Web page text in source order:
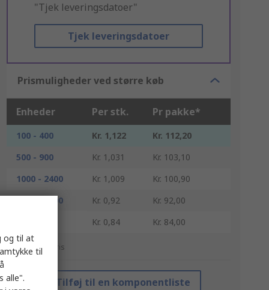
"Tjek leveringsdatoer"
Tjek leveringsdatoer
Prismuligheder ved større køb
Enheder Per stk. Pr pakke*
100 - 400 Kr. 1,122
Kr. 112,20
500 - 900
Kr. 1,031
Kr. 103,10
1000 - 2400
Kr. 1,009
Kr. 100,90
2500 - 4900
Kr. 0,92
Kr. 92,00
Kr. 0,84 Kr. 84,00
*Vejledende pris
Tilføj til en komponentliste
og til at
til
alle".